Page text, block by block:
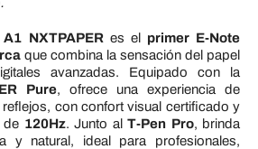
NXTPAPER es el primer E-Note
que combina la sensación del papel
avanzadas. Equipado con la
Pure, ofrece una experiencia de
reflejos, con confort visual certificado y
de 120Hz. Junto alT-Pen Pro, brinda
y natural, ideal para profesionales,